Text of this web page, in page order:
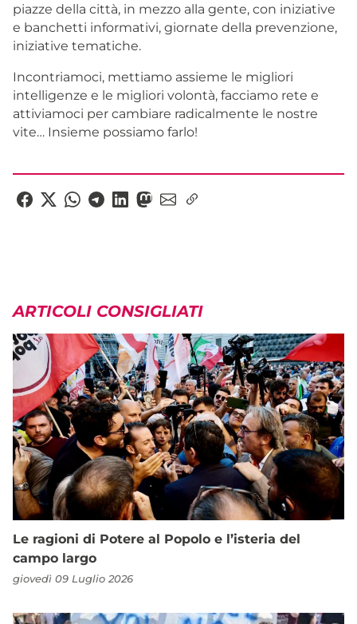
piazze della città, in mezzo alla gente, con iniziative
e banchetti informativi, giornate della prevenzione,
iniziative tematiche.
Incontriamoci, mettiamo assieme le migliori
intelligenze e le migliori volontà, facciamo rete e
attiviamoci per cambiare radicalmente le nostre
vite… Insieme possiamo farlo!
ARTICOLI CONSIGLIATI
Le ragioni di Potere al Popolo e l’isteria del
campo largo
giovedì 09 Luglio 2026